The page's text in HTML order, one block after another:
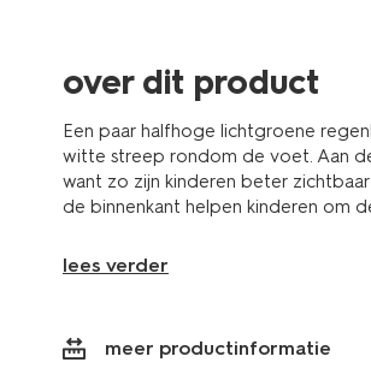
over dit product
Een paar halfhoge lichtgroene
witte streep rondom de voet. Aan
want zo zijn kinderen beter
de binnenkant helpen kinderen om
lees verder
meer productinformatie